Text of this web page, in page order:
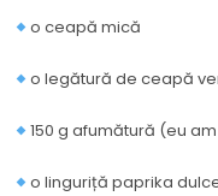
o ceapă mică
o legătură de ceapă
150 g afumătură (eu
o linguriță paprika